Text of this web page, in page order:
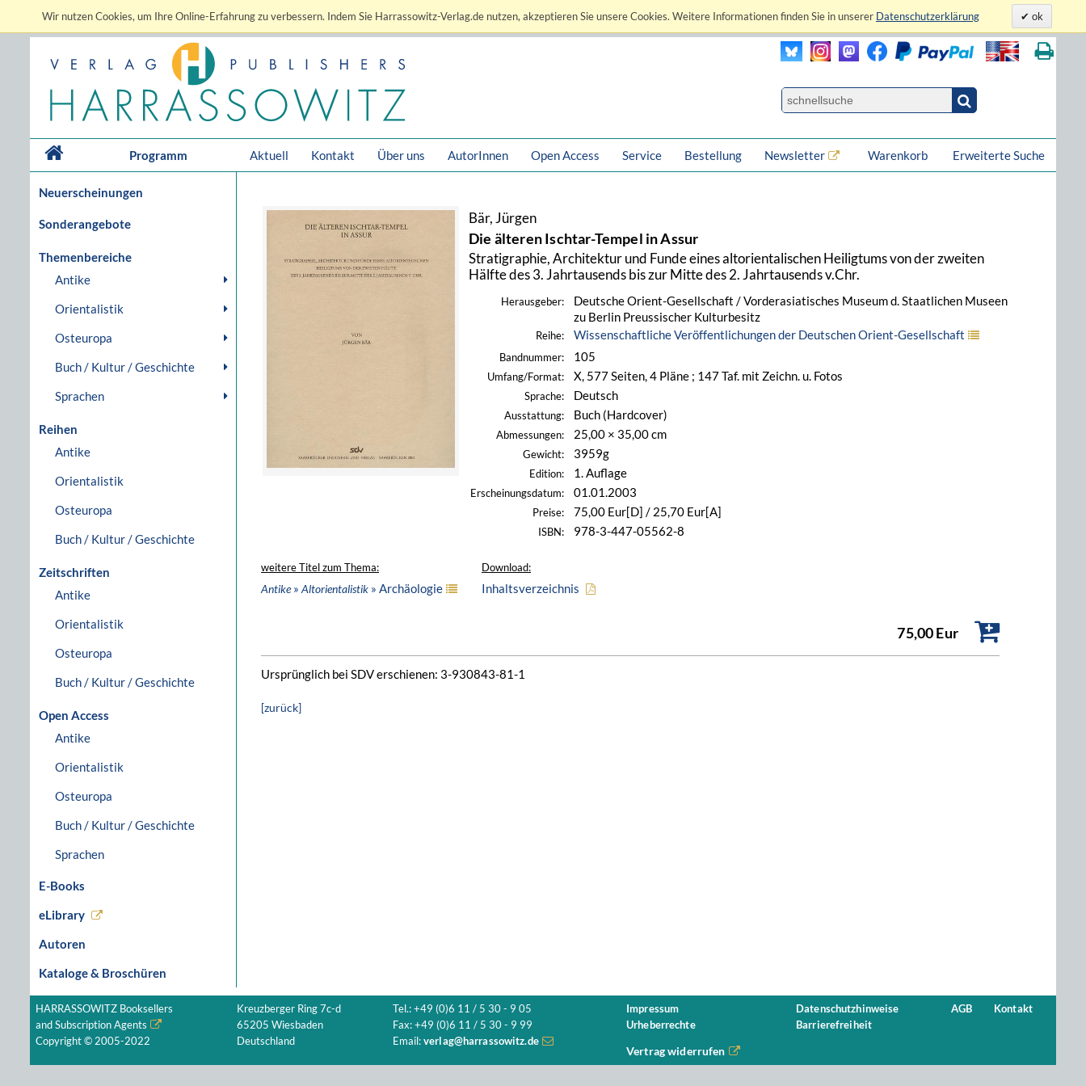
Wir nutzen Cookies, um Ihre Online-Erfahrung zu verbessern. Indem Sie Harrassowitz-Verlag.de nutzen, akzeptieren Sie unsere Cookies. Weitere Informationen finden Sie in unserer Datenschutzerklärung ok
Programm Aktuell Kontakt Über uns AutorInnen Open Access Service Bestellung Newsletter Erweiterte Suche
Warenkorb
Neuerscheinungen
Sonderangebote
Themenbereiche
Antike
Orientalistik
Osteuropa
Buch / Kultur / Geschichte
Sprachen
Reihen
Antike
Orientalistik
Osteuropa
Buch / Kultur / Geschichte
Zeitschriften
Antike
Orientalistik
Osteuropa
Buch / Kultur / Geschichte
Open Access
Antike
Orientalistik
Osteuropa
Buch / Kultur / Geschichte
Sprachen
E-Books
eLibrary
Autoren
Kataloge & Broschüren
Bär, Jürgen
Die älteren Ischtar-Tempel in Assur
Stratigraphie, Architektur und Funde eines altorientalischen Heiligtums von der zweiten
Hälfte des 3. Jahrtausends bis zur Mitte des 2. Jahrtausends v.Chr.
Herausgeber:
Deutsche Orient-Gesellschaft / Vorderasiatisches Museum d. Staatlichen Museen
zu Berlin Preussischer Kulturbesitz
Reihe: Wissenschaftliche Veröffentlichungen der Deutschen Orient-Gesellschaft
Bandnummer: 105
Umfang/Format: X, 577 Seiten, 4 Pläne ; 147 Taf. mit Zeichn. u. Fotos
Sprache: Deutsch
Ausstattung: Buch (Hardcover)
Abmessungen: 25,00 × 35,00 cm
Gewicht: 3959g
Edition: 1. Auflage
Erscheinungsdatum: 01.01.2003
Preise: 75,00 Eur[D] / 25,70 Eur[A]
ISBN: 978-3-447-05562-8
weitere Titel zum Thema:
Antike» Altorientalistik » Archäologie
Download:
Inhaltsverzeichnis
75,00 Eur
Ursprünglich bei SDV erschienen: 3-930843-81-1
[zurück]
HARRASSOWITZ Booksellers
and Subscription Agents
Copyright © 2005-2022
Kreuzberger Ring 7c-d
65205 Wiesbaden
Deutschland
Tel.: +49 (0)6 11 / 5 30 - 9 05
Fax: +49 (0)6 11 / 5 30 - 9 99
Email: verlag@harrassowitz.de
Impressum
Urheberrechte
Datenschutzhinweise
Barrierefreiheit
AGB Kontakt
Vertrag widerrufen